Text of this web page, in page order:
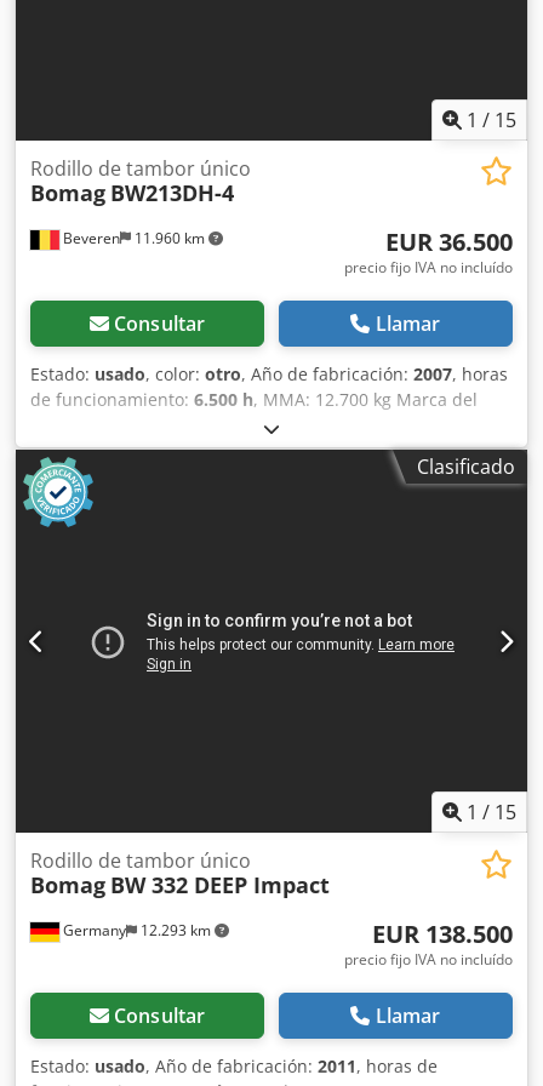
1 / 15
Beveren 11.960 km
Rodillo de tambor único
Bomag BW213DH-4
EUR 36.500
precio fijo IVA no incluído
Consultar Llamar
Estado: usado, color: otro, Año de fabricación: 2007, horas
de funcionamiento: 6.500 h, MMA: 12.700 kg Marca del
motor: Deutz Marcado CE: sí Crodpjy R Uwrjfx Aayof
Número de serie: 101582511260 ¡Máquinas en venta! Visite
nuestra web para ver una amplia variedad de máquinas
listas para la venta. Disponemos de más opciones de las
que aparecen online, así que no dude en llamarnos o
Contáctenos y se las enviaremos de inmediato. Le
atendemos en neerlandés, inglés, francés, alemán,
español y ruso. Descubra nuestra amplia gama de
Clasificado
1 / 15
Germany 12.293 km
Rodillo de tambor único
Bomag BW 332 DEEP Impact
EUR 138.500
precio fijo IVA no incluído
Consultar Llamar
Estado: usado, Año de fabricación: 2011, horas de